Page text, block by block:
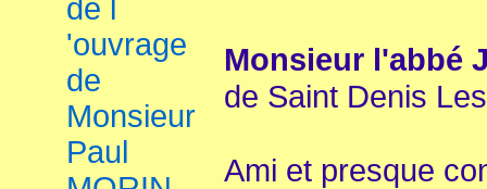
de l
'ouvrage
de
Monsieur
Paul
Monsieur l'abbé
de Saint Denis
Ami et presque